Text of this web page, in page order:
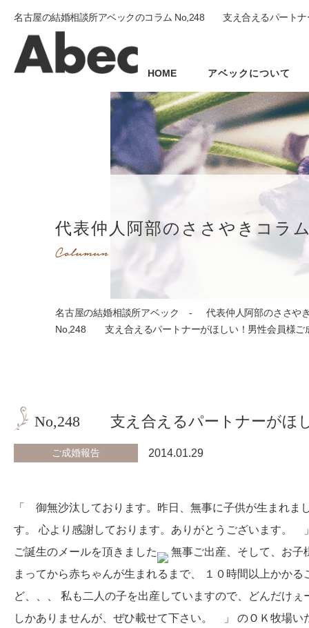
名古屋の結婚相談所アベックのコラム No,248 支え合えるパート
HOME アベックについて
代表仲人阿部のささやきコラ
名古屋の結婚相談所アベック
代表仲人阿部のささや
No,248 支え合えるパートナーがほしい！男性会員様
No,248 支え合えるパートナーがほ
ご成婚報告 2014.01.29
「 御無沙汰しております。昨日、無事に子供が生まれま
す。 心より感謝しております。ありがとうございます。
ご誕生のメールを頂きました
無事ご出産、そして、お
まってから赤ちゃんが生まれるまで、 １０時間以上かか
ど、、、 私も二人の子を出産していますので、どんだけ
しかありませんが、ぜひ載せて下さい。 」 のＯＫ牧場